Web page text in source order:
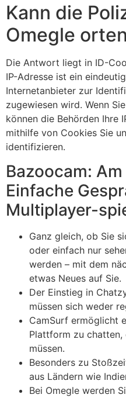
Kann die
Omegle
Die Antwort liegt in ID-
IP-Adresse ist ein
Internetanbieter zur
zugewiesen wird. Wenn
können die Behörden Ihre
mithilfe von Cookies Sie
identifizieren.
Bazoocam:
Einfache
Multiplayer-
Ganz gleich, ob Sie
oder einfach nur
werden – mit dem
etwas Neues auf Sie.
Der Einstieg in
müssen sich weder
CamSurf ermöglicht
Plattform zu chatten,
müssen.
Besonders zu
aus Ländern wie
Bei Omegle werden